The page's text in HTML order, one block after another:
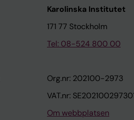
Karolinska Institutet
171 77 Stockholm
Tel: 08-524 800 00
Org.nr: 202100-2973
VAT.nr:
Om webbplatsen